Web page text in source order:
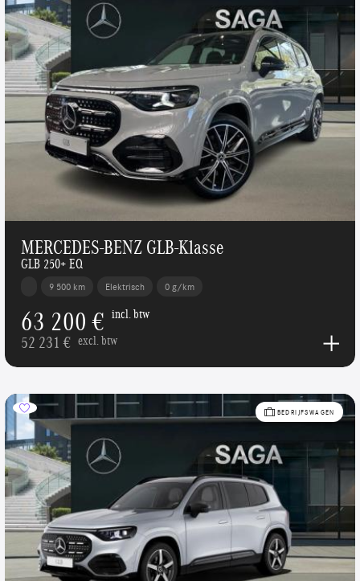
MERCEDES-BENZ GLB-Klasse
GLB 250+ EQ
9 500 km Elektrisch 0 g/km
63 200 € incl. btw
52 231 € excl. btw
BEDRIJFSWAGEN